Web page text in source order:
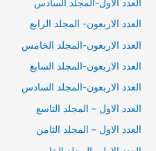
العدد الأول-المجلد السادس
العدد الاربعون- المجلد الرابع
العدد الاربعون-المجلد الخامس
العدد الاربعون-المجلد السابع
العدد الاربعون-المجلد السادس
العدد الاول – المجلد التاسع
العدد الاول – المجلد الثامن